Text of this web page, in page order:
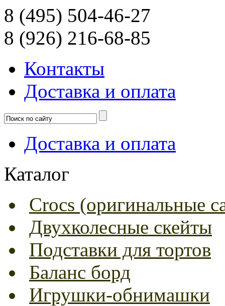
8 (495) 504-46-27
8 (926) 216-68-85
Контакты
Доcтавка и оплата
Доcтавка и оплата
Каталог
Crocs (оригинальные
Двухколесные скейты
Подставки для тортов
Баланс борд
Игрушки-обнимашки